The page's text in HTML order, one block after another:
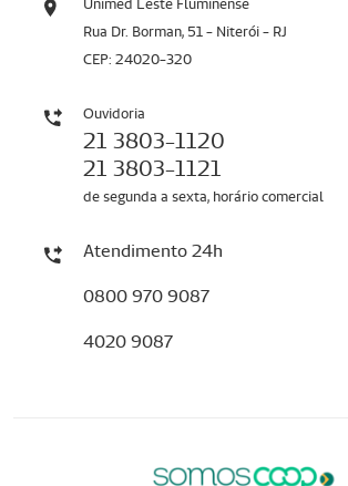
Unimed Leste Fluminense
Rua Dr. Borman, 51 - Niterói - RJ
CEP: 24020-320
Ouvidoria
21 3803-1120
21 3803-1121
de segunda a sexta, horário comercial
Atendimento 24h
0800 970 9087
4020 9087